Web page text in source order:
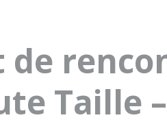
de
Taille –